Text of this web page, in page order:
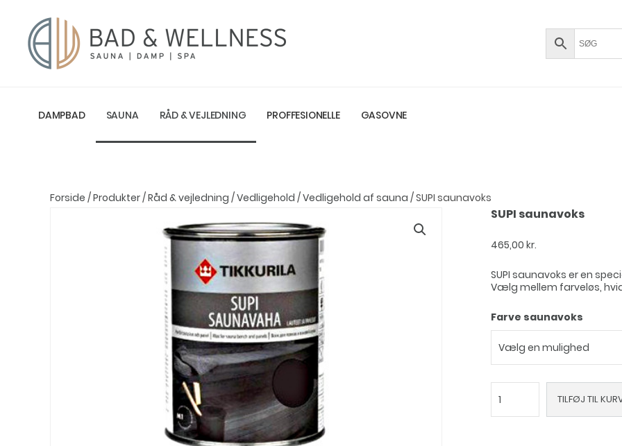
DAMPBAD SAUNA RÅD & VEJLEDNING PROFFESIONELLE GASOVNE
Forside /Produkter/Råd & vejledning /Vedligehold /Vedligehold af sauna / SUPI saunavoks
SUPI saunavoks
465,00 kr.
SUPI saunavoks er en
Vælg mellem farveløs,
Farve saunavoks
saunavoks
antal
TILFØJ TIL